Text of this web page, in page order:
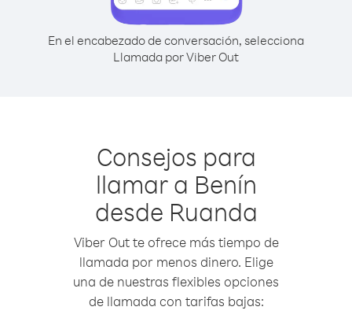
En el encabezado de conversación, selecciona
Llamada por Viber Out
Consejos para
llamar a Benín
desde Ruanda
Viber Out te ofrece más tiempo de
llamada por menos dinero. Elige
una de nuestras flexibles opciones
de llamada con tarifas bajas: